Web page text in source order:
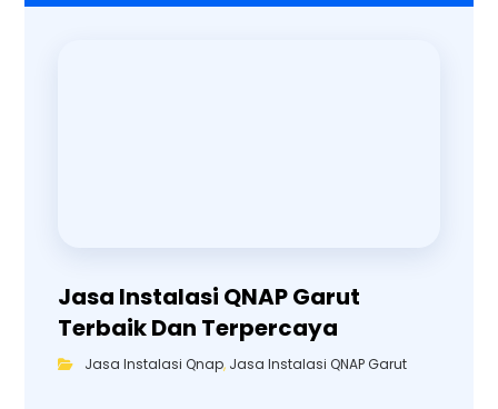
Jasa Instalasi QNAP Garut
Terbaik Dan Terpercaya
Jasa Instalasi Qnap, Jasa Instalasi QNAP Garut